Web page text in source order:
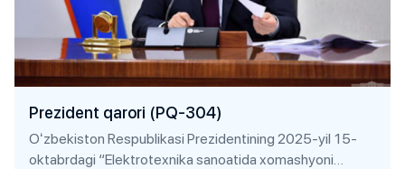
Prezident qarori (PQ-304)
Oʻzbekiston Respublikasi Prezidentining 2025-yil 15-
oktabrdagi “Elektrotexnika sanoatida xomashyoni